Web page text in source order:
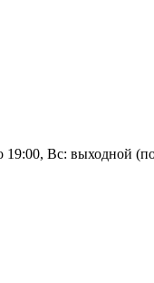
Вс: выходной